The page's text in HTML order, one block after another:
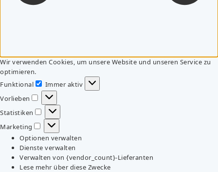
Wir verwenden Cookies, um unsere Website und unseren Service zu
optimieren.
Funktional
Funktional
Immer aktiv
Vorlieben
Vorlieben
Statistiken
Statistiken
Marketing
Marketing
Optionen verwalten
Dienste verwalten
Verwalten von {vendor_count}-Lieferanten
Lese mehr über diese Zwecke